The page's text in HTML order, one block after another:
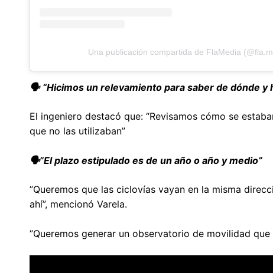
Una publicación compartida de FlaMedia
🗣️ “Hicimos un relevamiento para saber de dónde y
El ingeniero destacó que: “Revisamos cómo se
que no las utilizaban”
🗣️”El plazo estipulado es de un año o año y medio”
”Queremos que las ciclovías vayan en la misma
ahí”, mencionó Varela.
”Queremos generar un observatorio de movilidad